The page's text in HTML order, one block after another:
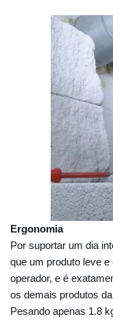
Ergonomia
Por suportar um dia
que um produto leve
operador, e é
os demais produtos
Pesando apenas 1.8